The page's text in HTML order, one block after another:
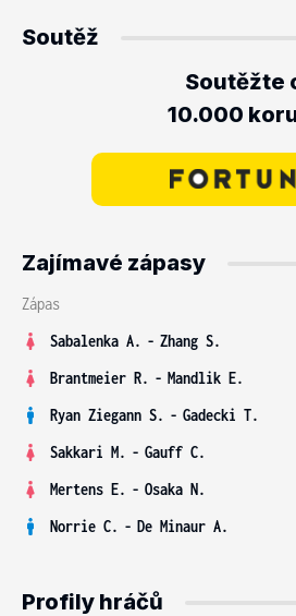
Soutěž
Soutěžte
10.000
Zajímavé zápasy
Zápas
Sabalenka A. - Zhang S.
Brantmeier R. - Mandlik E.
Ryan Ziegann S. - Gadecki T.
Sakkari M. - Gauff C.
Mertens E. - Osaka N.
Norrie C. - De Minaur A.
Profily hráčů